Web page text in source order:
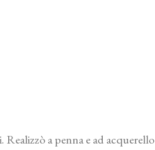
a penna e ad acquerello